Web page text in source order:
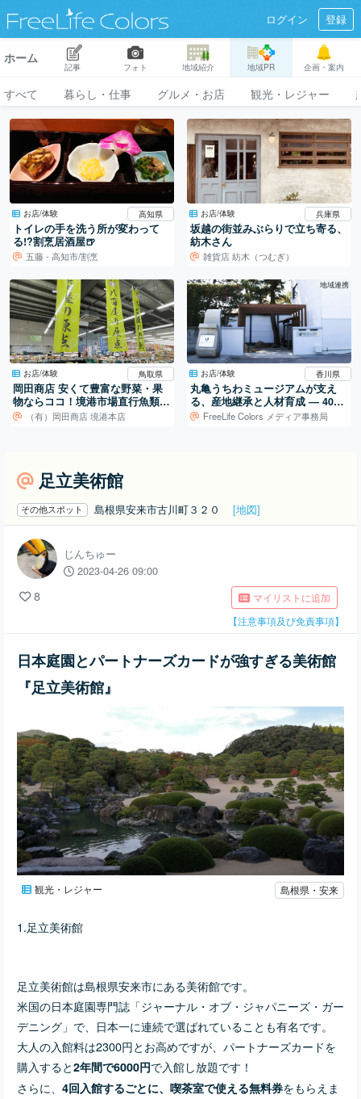
ログイン 登録
ホーム
記事 フォト 地域紹介 地域PR 企画・案内
すべて 暮らし・仕事 グルメ・お店 観光・レジャー
お店/体験 高知県
トイレの手を洗う所が変わって
る!?割烹居酒屋🍺
五藤 - 高知市/割烹
お店/体験 兵庫県
坂越の街並みぶらりで立ち寄る、
紡木さん
雑貨店 紡木（つむぎ）
お店/体験 鳥取県
岡田商店 安くて豊富な野菜・果
物ならココ！境港市場直行魚類の
握りもおすすめ
（有）岡田商店 境港本店
地域連携
お店/体験 香川県
丸亀うちわミュージアムが支え
る、産地継承と人材育成 ― 400
年続く地場産業を、次の世代へ
FreeLife Colors メディア事務局
足立美術館
その他スポット 島根県安来市古川町３２０ [地図]
じんちゅー
2023-04-26 09:00
8
マイリストに追加
【注意事項及び免責事項】
日本庭園とパートナーズカードが強すぎる美術館
『足立美術館』
観光・レジャー 島根県・安来
1.足立美術館
足立美術館は島根県安来市にある美術館です。
米国の日本庭園専門誌「ジャーナル・オブ・ジャパニーズ・ガー
デニング」で、日本一に連続で選ばれていることも有名です。
大人の入館料は2300円とお高めですが、パートナーズカードを
購入すると2年間で6000円で入館し放題です！
さらに、 4回入館するごとに、喫茶室で使える無料券をもらえま